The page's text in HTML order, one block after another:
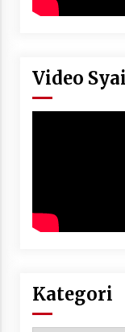
Video
Kategori